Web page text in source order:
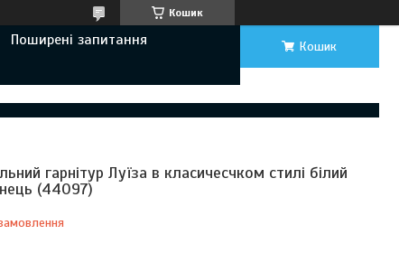
Кошик
Поширені запитання
Кошик
гарнітур Луїза в класичесчком стилі білий
(44097)